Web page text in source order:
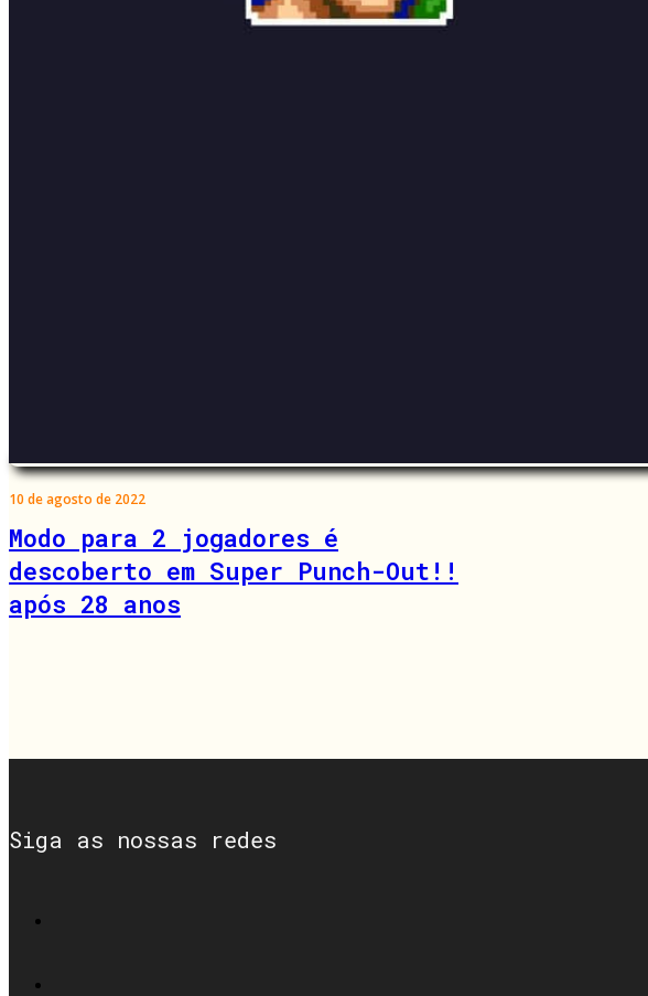
10 de agosto de 2022
Modo para 2 jogadores é
descoberto em Super Punch-Out!!
após 28 anos
Siga as nossas redes